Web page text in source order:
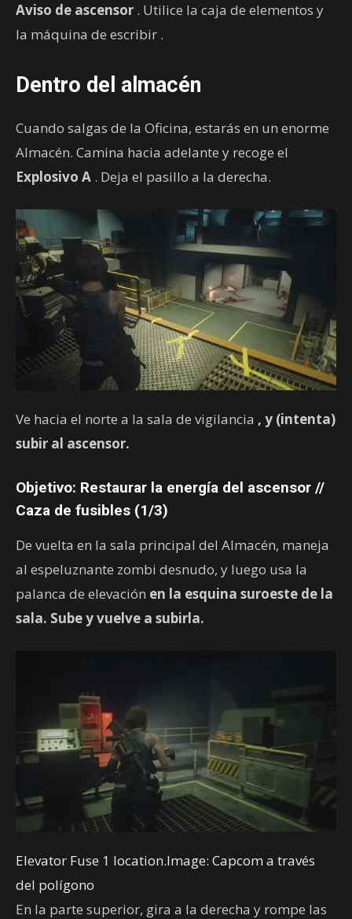
Aviso de ascensor . Utilice la caja de elementos y
la máquina de escribir .
Dentro del almacén
Cuando salgas de la Oficina, estarás en un enorme
Almacén. Camina hacia adelante y recoge el
Explosivo A . Deja el pasillo a la derecha.
Ve hacia el norte a la sala de vigilancia , y (intenta)
subir al ascensor.
Objetivo: Restaurar la energía del ascensor //
Caza de fusibles (1/3)
De vuelta en la sala principal del Almacén, maneja
al espeluznante zombi desnudo, y luego usa la
palanca de elevación en la esquina suroeste de la
sala. Sube y vuelve a subirla.
Elevator Fuse 1 location.Image: Capcom a través
del polígono
En la parte superior, gira a la derecha y rompe las